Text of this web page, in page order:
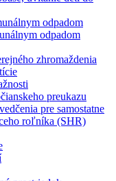
odpadom
odpadom
zhromaždenia
preukazu
pre samostatne
roľníka (SHR)